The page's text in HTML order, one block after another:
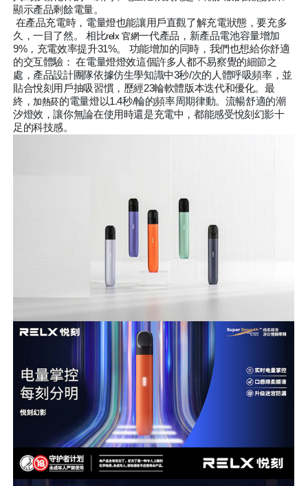
顯示產品剩餘電量。
在產品充電時，電量燈也能讓用戶直觀了解充電狀態，要充多
久，一目了然。 相比relx 官網一代產品，新產品電池容量增加
9%，充電效率提升31%。 功能增加的同時，我們也想給你舒適
的交互體驗： 在電量燈燈效這個許多人都不易察覺的細節之
處，產品設計團隊依據仿生學知識中3秒/次的人體呼吸頻率，並
貼合悅刻用戶抽吸習慣，歷經23輪軟體版本迭代和優化。最
終， 加熱菸的電量燈以1.4秒/輪的頻率周期律動。流暢舒適的潮
汐燈效，讓你無論在使用時還是充電中，都能感受悅刻幻影十
足的科技感。